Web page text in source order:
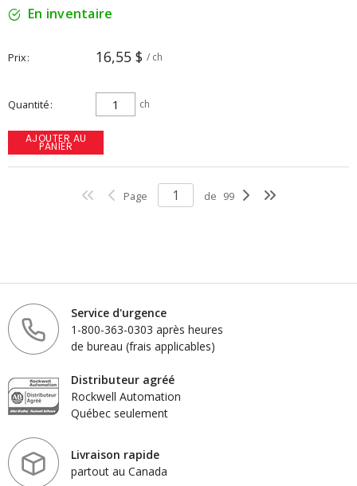
En inventaire
Prix 16,55 $ / ch
Quantité ch
AJOUTER AU
PANIER
Page de 99
Service d'urgence
1-800-363-0303 après heures
de bureau (frais applicables)
Distributeur agréé
Rockwell Automation
Québec seulement
Livraison rapide
partout au Canada